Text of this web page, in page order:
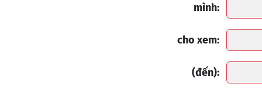
mình:
cho xem:
(đến):